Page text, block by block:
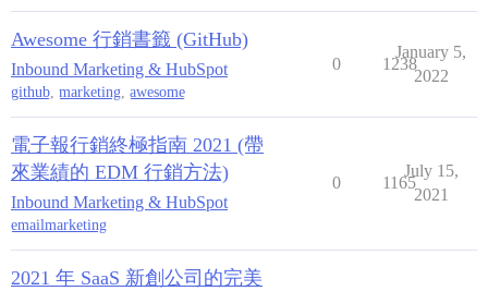
Awesome 行銷書籤 (GitHub)
Inbound Marketing & HubSpot
github, marketing, awesome
0 1238
January 5,
2022
電子報行銷終極指南 2021 (帶
來業績的 EDM 行銷方法)
Inbound Marketing & HubSpot
emailmarketing
0 1165
July 15,
2021
2021 年 SaaS 新創公司的完美